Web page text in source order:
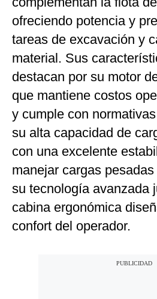
ofreciendo potencia y
tareas de excavación y
material. Sus
destacan por su motor
que mantiene costos
y cumple con
su alta capacidad de
con una excelente
manejar cargas
su tecnología avanzada
cabina ergonómica
confort del operador.